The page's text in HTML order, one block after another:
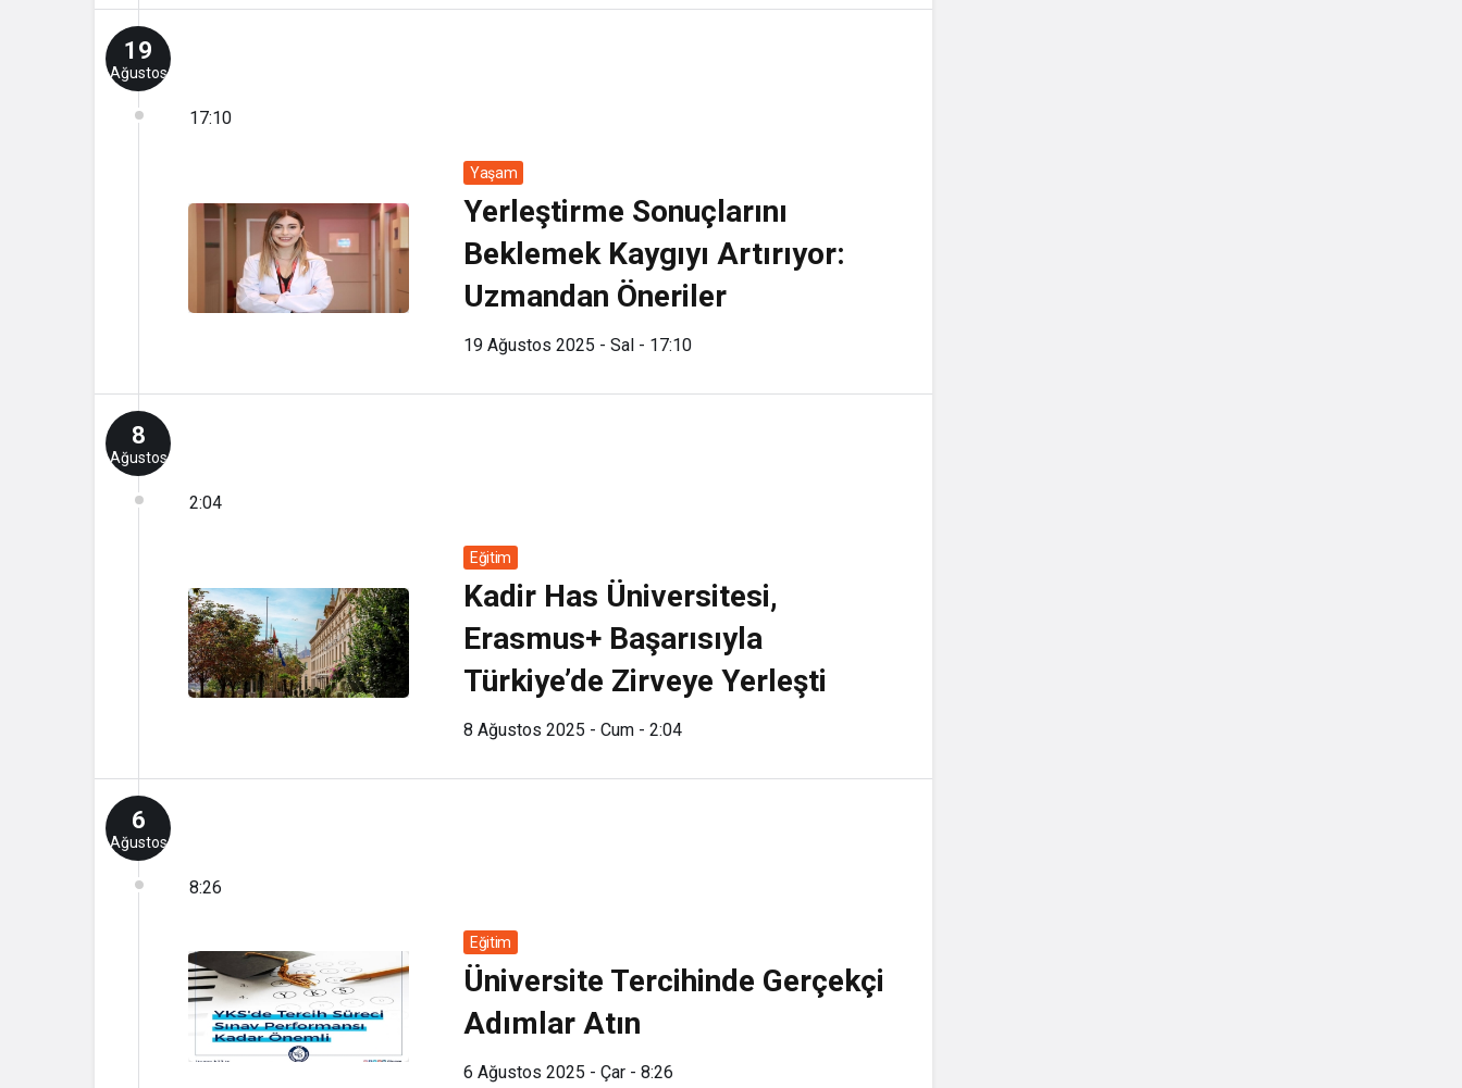
19
Ağustos
17:10
Yaşam
Yerleştirme Sonuçlarını
Beklemek Kaygıyı Artırıyor:
Uzmandan Öneriler
19 Ağustos 2025 - Sal - 17:10
8
Ağustos
2:04
Eğitim
Kadir Has Üniversitesi,
Erasmus+ Başarısıyla
Türkiye’de Zirveye Yerleşti
8 Ağustos 2025 - Cum - 2:04
6
Ağustos
8:26
Eğitim
Üniversite Tercihinde Gerçekçi
Adımlar Atın
6 Ağustos 2025 - Çar - 8:26